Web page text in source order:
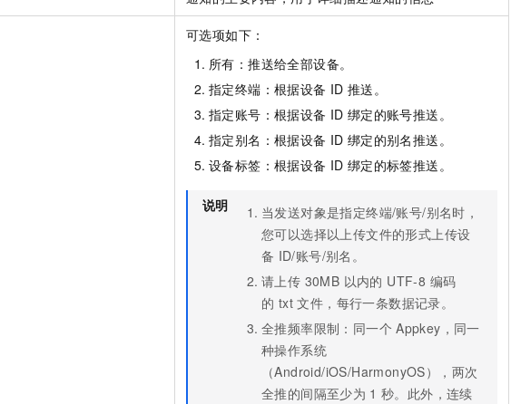
可选项如下：
所有：推送给全部设备。
指定终端：根据设备 ID 推送。
指定账号：根据设备 ID 绑定的账号推送。
指定别名：根据设备 ID 绑定的别名推送。
设备标签：根据设备 ID 绑定的标签推送。
说明
当发送对象是指定终端/账号/别名时，
您可以选择以上传文件的形式上传设
备 ID/账号/别名。
请上传 30MB 以内的 UTF-8 编码
的 txt 文件，每行一条数据记录。
全推频率限制：同一个 Appkey，同一
种操作系统
（Android/iOS/HarmonyOS），两次
全推的间隔至少为 1 秒。此外，连续